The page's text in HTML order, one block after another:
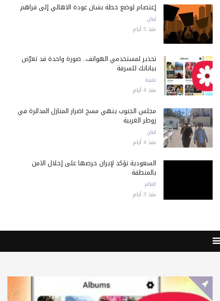
إعتصام لوضع خطة بشأن عودة الأهالي إلى قراهم
لبنان
منذ 5 أيام
تحذير لمستخدمي الهواتف.. صورة واحدة قد تعرّض
بياناتك للسرقة
تقنية
منذ 4 أيام
مجلس الجنوب ينهي مسح أضرار المنازل المدمّرة في
زوطر الغربية
لبنان
منذ 4 أيام
السعودية تؤكد لإيران حرصها على إحلال الأمن
بالمنطقة
العالم
منذ 3 أيام